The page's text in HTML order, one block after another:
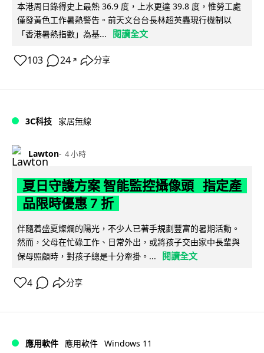
本港周日錄得史上最熱 36.9 度，上水更達 39.8 度，惟勞工處
僅發黃色工作暑熱警告。前天文台台長林超英轟現行機制以
「香港暑熱指數」為基...
閱讀全文
103 24 ↗ 分享
3C科技 家居無線
Lawton 4 小時
夏日守護方案 智能監控攝像頭 指定產
品限時優惠 7 折
伴隨着盛夏燦爛的陽光，不少人已著手規劃豐富的暑期活動。
然而，父母在忙碌工作、日常外出，或將孩子交由家中長輩與
保母照顧時，對孩子總是十分牽掛。...
閱讀全文
4 分享
應用軟件 應用軟件 Windows 11